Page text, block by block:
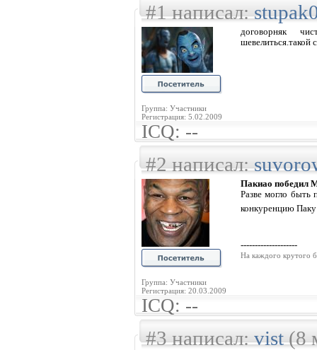
#1 написал:
Группа: Участники
Регистрация: 5.02.2009
договорняк
шевелиться.такой
ICQ: --
#2 написал:
Группа: Участники
Регистрация: 20.03.2009
Пакиао победил
Разве могло быть
конкуренцию
--------------------
На каждого крутого
ICQ: --
#3 написал:vist(8